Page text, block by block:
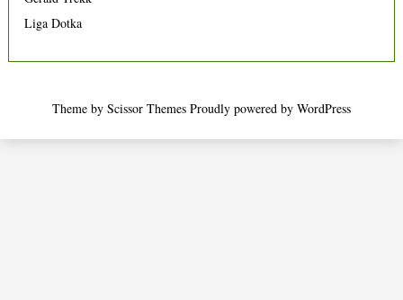
Liga Dotka
Theme by Scissor Themes Proudly powered by WordPress